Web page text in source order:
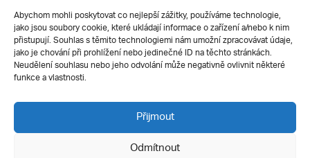
Abychom mohli poskytovat co nejlepší zážitky, používáme technologie,
jako jsou soubory cookie, které ukládají informace o zařízení a/nebo k nim
přistupují. Souhlas s těmito technologiemi nám umožní zpracovávat údaje,
jako je chování při prohlížení nebo jedinečné ID na těchto stránkách.
Neudělení souhlasu nebo jeho odvolání může negativně ovlivnit některé
funkce a vlastnosti.
Přijmout
Odmítnout
Silverius
Pro uchazeče
Přijímací řízení
E-prihlaska
Přípravné kurzy
Ochrana soukromí